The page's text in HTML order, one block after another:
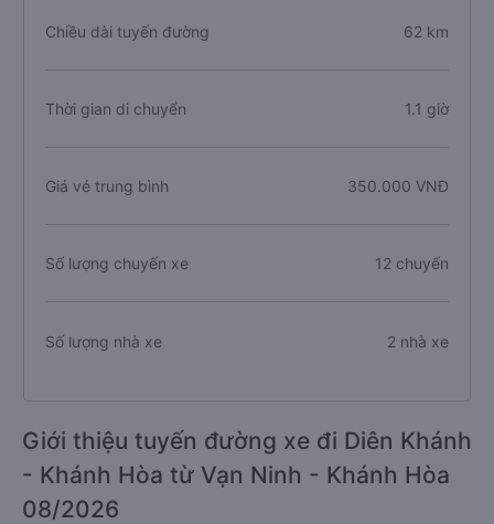
Chiều dài tuyến đường 62 km
Thời gian di chuyển 1.1 giờ
Giá vé trung bình 350.000 VNĐ
Số lượng chuyến xe 12 chuyến
Số lượng nhà xe 2 nhà xe
Giới thiệu tuyến đường xe đi Diên Khánh
- Khánh Hòa từ Vạn Ninh - Khánh Hòa
08/2026